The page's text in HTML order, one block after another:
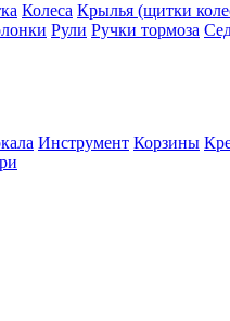
Колеса Крылья (щитки
Рули Ручки тормоза
Инструмент Корзины